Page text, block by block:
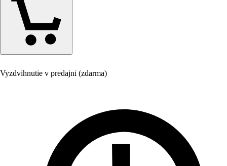
Vyzdvihnutie v predajni (zdarma)